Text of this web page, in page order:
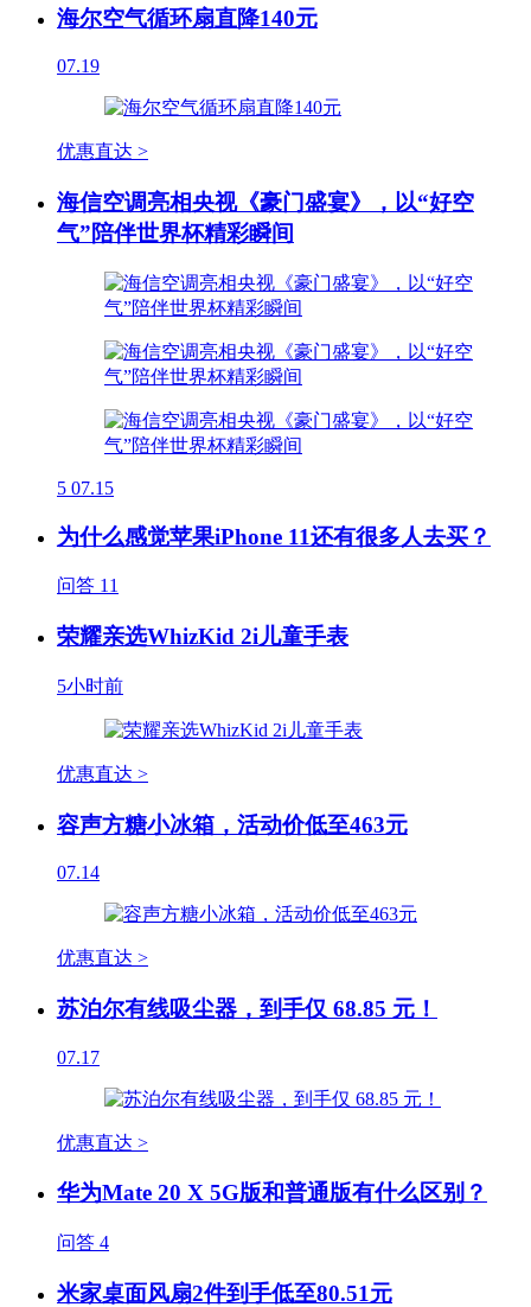
海尔空气循环扇直降140元
07.19
优惠直达 >
海信空调亮相央视《豪门盛宴》，以“好空
气”陪伴世界杯精彩瞬间
5 07.15
为什么感觉苹果iPhone 11还有很多人去买？
问答 11
荣耀亲选WhizKid 2i儿童手表
5小时前
优惠直达 >
容声方糖小冰箱，活动价低至463元
07.14
优惠直达 >
苏泊尔有线吸尘器，到手仅 68.85 元！
07.17
优惠直达 >
华为Mate 20 X 5G版和普通版有什么区别？
问答 4
米家桌面风扇2件到手低至80.51元